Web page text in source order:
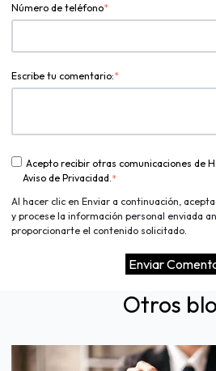
Número de teléfono*
Escribe tu comentario:*
Acepto recibir otras comunicaciones de
Aviso de Privacidad. *
Al hacer clic en Enviar a continuación,
y procese la información personal enviada
proporcionarte el contenido solicitado.
Otros